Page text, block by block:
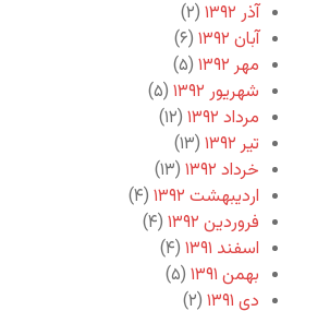
آذر ۱۳۹۲
(۲)
آبان ۱۳۹۲
(۶)
مهر ۱۳۹۲
(۵)
شهریور ۱۳۹۲
(۵)
مرداد ۱۳۹۲
(۱۲)
تیر ۱۳۹۲
(۱۳)
خرداد ۱۳۹۲
(۱۳)
اردیبهشت ۱۳۹۲
(۴)
فروردین ۱۳۹۲
(۴)
اسفند ۱۳۹۱
(۴)
بهمن ۱۳۹۱
(۵)
دی ۱۳۹۱
(۲)